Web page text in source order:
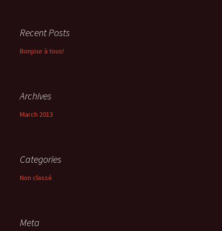
Recent Posts
Bonjour à tous!
Archives
March 2013
Categories
Non classé
Meta